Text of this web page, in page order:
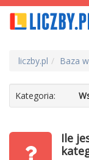
liczby.pl Baza
Kategoria:
Ile